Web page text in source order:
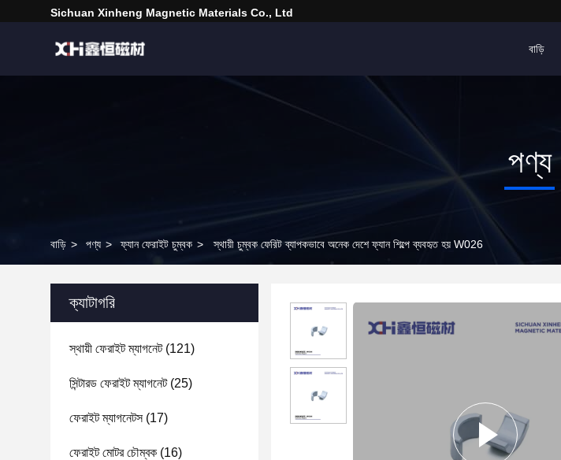
Sichuan Xinheng Magnetic Materials Co., Ltd
বাড়ি
পণ্য
বাড়ি > পণ্য > ফ্যান ফেরাইট চুম্বক > স্থায়ী চুম্বক ফেরিট ব্যাপকভাবে অনেক দেশে ফ্যান শিল্পে ব্যবহৃত হয় W026
ক্যাটাগরি
স্থায়ী ফেরাইট ম্যাগনেট(121)
সিন্টারড ফেরাইট ম্যাগনেট(25)
ফেরাইট ম্যাগনেটস(17)
ফেরাইট মোটর চৌম্বক (16)